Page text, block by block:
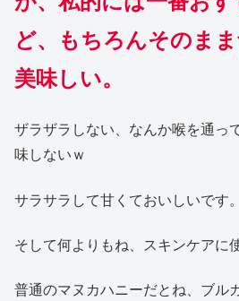
ど、もちろんそのま
美味しい。
ザラザラしない、なんか喉を通っ
味しないｗ
サラサラして甘くておいしいです。
そして何よりもね、スキンケアに
普通のマヌカハニーだとね、ブル